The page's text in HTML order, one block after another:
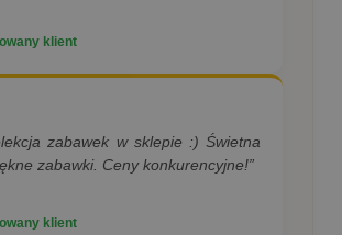
klient
zabawek w sklepie :) Świetna
zabawki. Ceny konkurencyjne!”
klient